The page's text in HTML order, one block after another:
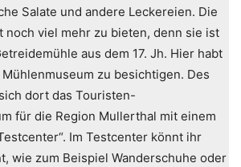
Salate und andere Leckereien. Die
noch viel mehr zu bieten, denn sie ist
aus dem 17. Jh. Hier habt
zu besichtigen. Des
dort das Touristen-
für die Region Mullerthal mit einem
Im Testcenter könnt ihr
wie zum Beispiel Wanderschuhe oder